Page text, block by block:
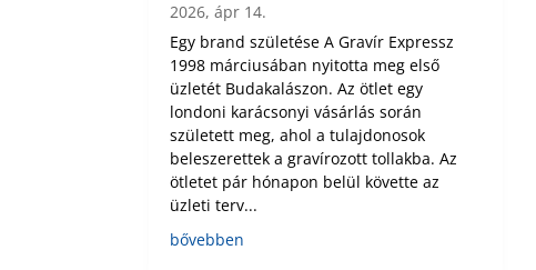
2026, ápr 14.
Egy brand születése A Gravír Expressz
1998 márciusában nyitotta meg első
üzletét Budakalászon. Az ötlet egy
londoni karácsonyi vásárlás során
született meg, ahol a tulajdonosok
beleszerettek a gravírozott tollakba. Az
ötletet pár hónapon belül követte az
üzleti terv...
bővebben